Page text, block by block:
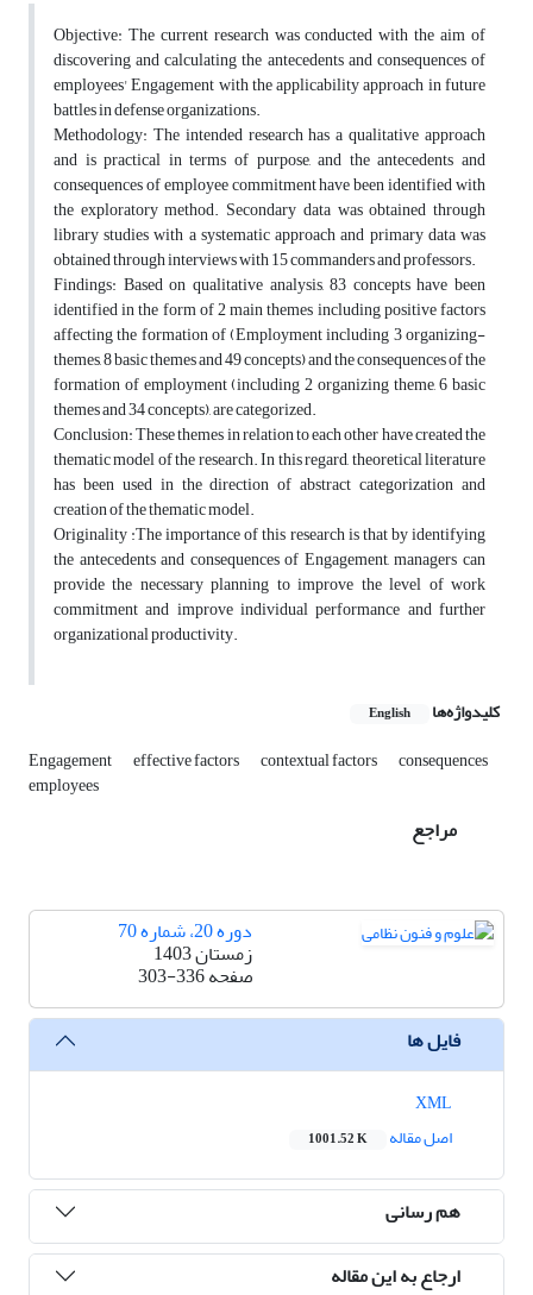
Objective: The current research was conducted with the aim of
discovering and calculating the antecedents and consequences of
employees' Engagement with the applicability approach in future
battles in defense organizations.
Methodology: The intended research has a qualitative approach
and is practical in terms of purpose, and the antecedents and
consequences of employee commitment have been identified with
the exploratory method. Secondary data was obtained through
library studies with a systematic approach and primary data was
obtained through interviews with 15 commanders and professors.
Findings: Based on qualitative analysis, 83 concepts have been
identified in the form of 2 main themes including positive factors
affecting the formation of (Employment including 3 organizing-
themes, 8 basic themes and 49 concepts) and the consequences of the
formation of employment (including 2 organizing theme, 6 basic
themes and 34 concepts), are categorized.
Conclusion: These themes in relation to each other have created the
thematic model of the research. In this regard, theoretical literature
has been used in the direction of abstract categorization and
creation of the thematic model.
Originality :The importance of this research is that by identifying
the antecedents and consequences of Engagement, managers can
provide the necessary planning to improve the level of work
commitment and improve individual performance and further
organizational productivity.
کلیدواژه‌ها English
Engagement effective factors contextual factors consequences
employees
مراجع
دوره 20، شماره 70
زمستان 1403
صفحه303-336
فایل ها
اصل مقاله
1001.52 K
هم رسانی
ارجاع به این مقاله